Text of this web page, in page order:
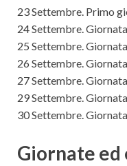
23 Settembre. Primo
24 Settembre.
25 Settembre.
26 Settembre.
27 Settembre.
29 Settembre.
30 Settembre.
Giornate